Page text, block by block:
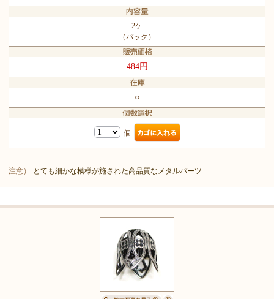
2ケ
（パック）
484円
○
個
注意） とても細かな模様が施された高品質なメタルパーツ